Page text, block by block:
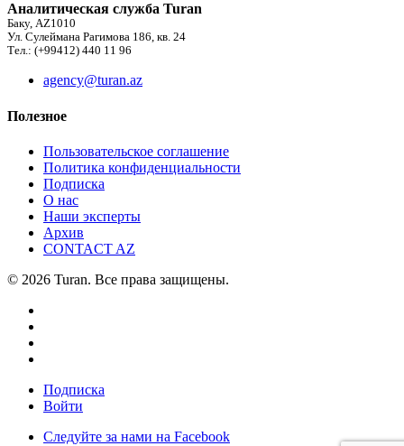
Аналитическая служба Turan
Баку, AZ1010
Ул. Сулеймана Рагимова 186, кв. 24
Тел.: (+99412) 440 11 96
agency@turan.az
Полезное
Пользовательское соглашение
Политика конфиденциальности
Подписка
О нас
Наши эксперты
Архив
CONTACT AZ
© 2026 Turan. Все права защищены.
Подписка
Войти
Следуйте за нами на Facebook